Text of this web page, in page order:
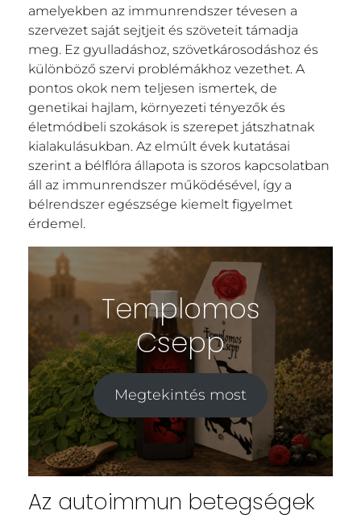
amelyekben az immunrendszer tévesen a
szervezet saját sejtjeit és szöveteit támadja
meg. Ez gyulladáshoz, szövetkárosodáshoz és
különböző szervi problémákhoz vezethet. A
pontos okok nem teljesen ismertek, de
genetikai hajlam, környezeti tényezők és
életmódbeli szokások is szerepet játszhatnak
kialakulásukban. Az elmúlt évek kutatásai
szerint a bélflóra állapota is szoros kapcsolatban
áll az immunrendszer működésével, így a
bélrendszer egészsége kiemelt figyelmet
érdemel.
Templomos
Csepp
Megtekintés most
Az autoimmun betegségek